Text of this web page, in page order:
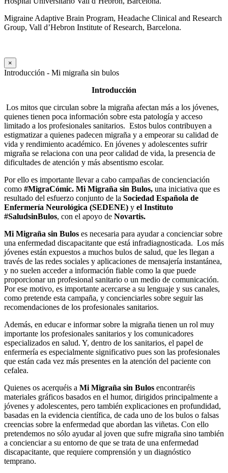
Migraine Adaptive Brain Program, Headache Clinical and Research
Group, Vall d’Hebron Institute of Research, Barcelona.
×
Introducción - Mi migraña sin bulos
Introducción
Los mitos que circulan sobre la migraña afectan más a los jóvenes,
quienes tienen poca información sobre esta patología y acceso
limitado a los profesionales sanitarios. Estos bulos contribuyen a
estigmatizar a quienes padecen migraña y a empeorar su calidad de
vida y rendimiento académico. En jóvenes y adolescentes sufrir
migraña se relaciona con una peor calidad de vida, la presencia de
dificultades de atención y más absentismo escolar.
Por ello es importante llevar a cabo campañas de concienciación
como #MigraCómic. Mi Migraña sin Bulos, una iniciativa que es
resultado del esfuerzo conjunto de la Sociedad Española de
Enfermería Neurológica (SEDENE) y el Instituto
#SaludsinBulos, con el apoyo de Novartis.
Mi Migraña sin Bulos es necesaria para ayudar a concienciar sobre
una enfermedad discapacitante que está infradiagnosticada. Los más
jóvenes están expuestos a muchos bulos de salud, que les llegan a
través de las redes sociales y aplicaciones de mensajería instantánea,
y no suelen acceder a información fiable como la que puede
proporcionar un profesional sanitario o un medio de comunicación.
Por ese motivo, es importante acercarse a su lenguaje y sus canales,
como pretende esta campaña, y concienciarles sobre seguir las
recomendaciones de los profesionales sanitarios.
Además, en educar e informar sobre la migraña tienen un rol muy
importante los profesionales sanitarios y los comunicadores
especializados en salud. Y, dentro de los sanitarios, el papel de
enfermería es especialmente significativo pues son las profesionales
que están cada vez más presentes en la atención del paciente con
cefalea.
Quienes os acerquéis a Mi Migraña sin Bulos encontraréis
materiales gráficos basados en el humor, dirigidos principalmente a
jóvenes y adolescentes, pero también explicaciones en profundidad,
basadas en la evidencia científica, de cada uno de los bulos o falsas
creencias sobre la enfermedad que abordan las viñetas. Con ello
pretendemos no sólo ayudar al joven que sufre migraña sino también
a concienciar a su entorno de que se trata de una enfermedad
discapacitante, que requiere comprensión y un diagnóstico
temprano.